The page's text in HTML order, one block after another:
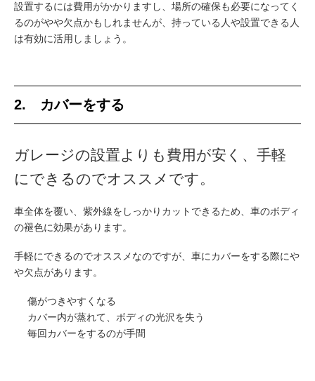
設置するには費用がかかりますし、場所の確保も必要になってく
るのがやや欠点かもしれませんが、持っている人や設置できる人
は有効に活用しましょう。
2. カバーをする
ガレージの設置よりも費用が安く、手軽
にできるのでオススメです。
車全体を覆い、紫外線をしっかりカットできるため、車のボディ
の褪色に効果があります。
手軽にできるのでオススメなのですが、車にカバーをする際にや
や欠点があります。
傷がつきやすくなる
カバー内が蒸れて、ボディの光沢を失う
毎回カバーをするのが手間